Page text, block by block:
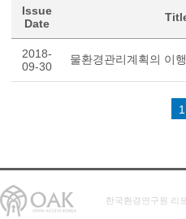
Issue
Date
2018-
09-30
물환경관리계획의 이
1
한국환경연구원 리